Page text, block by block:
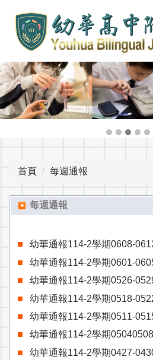
內
容
區
首頁 每週通報
每週通報
幼華通報114-2學期0608-
幼華通報114-2學期0601-
幼華通報114-2學期0526-
幼華通報114-2學期0518-
幼華通報114-2學期0511-
幼華通報114-2學期
幼華通報114-2學期0427-